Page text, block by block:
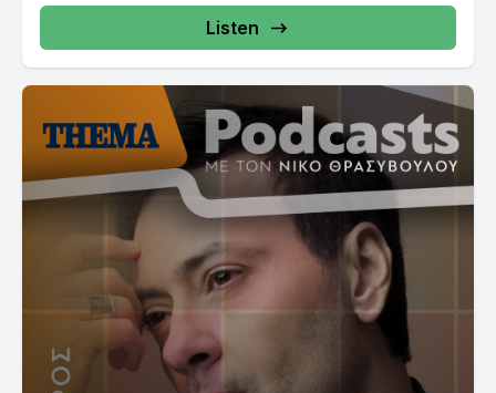
Listen